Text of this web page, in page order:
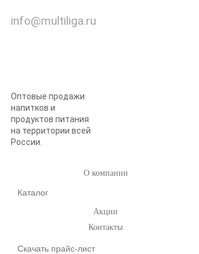
info@multiliga.ru
Оптовые продажи
напитков и
продуктов питания
на территории всей
России.
О компании
Каталог
Акции
Контакты
Скачать прайс-лист